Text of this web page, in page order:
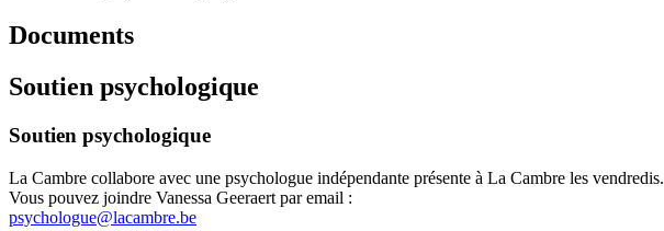
Documents
Soutien psychologique
Soutien psychologique
La Cambre collabore avec une psychologue indépendante présente à La Cambre les vendredis.
Vous pouvez joindre Vanessa Geeraert par email :
psychologue@lacambre.be